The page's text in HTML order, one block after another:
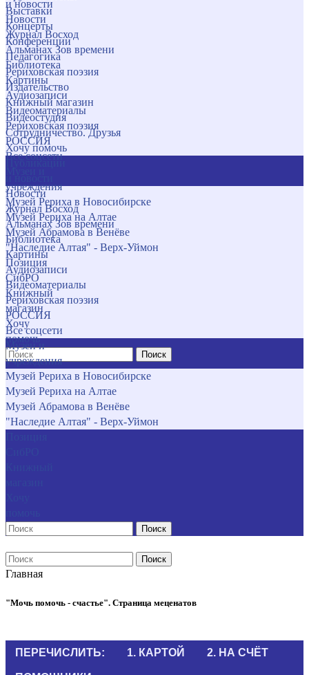
и новости
Новости
Журнал Восход
Альманах Зов времени
Библиотека
Картины
Аудиозаписи
Видеоматериалы
Рериховская поэзия
РОССИЯ
Все соцсети
учреждения
Музей Рериха в Новосибирске
Музей Рериха на Алтае
Музей Абрамова в Венёве
"Наследие Алтая" - Верх-Уймон
Позиция
СибРО
Книжный
магазин
Хочу
помочь
Поиск
Выставки
Концерты
Конференции
Педагогика
Рериховская поэзия
Издательство
Книжный магазин
Видеостудия
Сотрудничество. Друзья
Хочу помочь
Новости
Журнал Восход
Альманах Зов времени
Библиотека
Картины
Аудиозаписи
Видеоматериалы
Рериховская поэзия
РОССИЯ
Все соцсети
Музеи и
учреждения
Музей Рериха в Новосибирске
Музей Рериха на Алтае
Музей Абрамова в Венёве
"Наследие Алтая" - Верх-Уймон
Поиск
Поиск
Главная
"Мочь помочь - счастье". Страница меценатов
ПЕРЕЧИСЛИТЬ: 1. КАРТОЙ 2. НА СЧЁТ